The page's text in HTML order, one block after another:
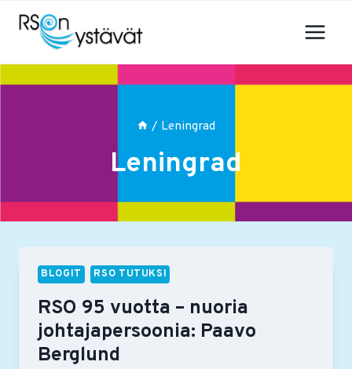
Siirry
sisältöön
/ Leningrad
Leningrad
BLOGIT RSO TUTUKSI
RSO 95 vuotta – nuoria
johtajapersoonia: Paavo
Berglund